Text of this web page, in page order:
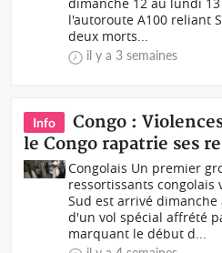
l'autoroute A100 reliant
deux morts...
il y a 3 semaines
Info
Congo :
le Congo rapatrie ses
Congolais Un premier
ressortissants
Sud est arrivé dimanche
d'un vol spécial affrété
marquant le début d...